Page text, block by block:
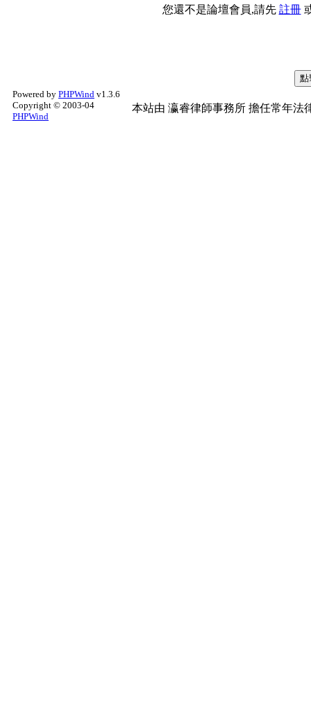
您還不是論壇會員,請先 註冊
Powered by PHPWind v1.3.6
Copyright © 2003-04
PHPWind
本站由 瀛睿律師事務所 擔任常年法